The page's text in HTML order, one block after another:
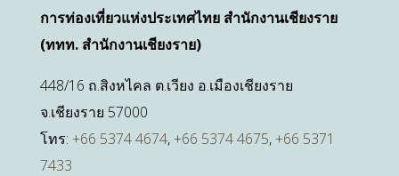
การท่องเที่ยวแห่งประเทศไทย สำนักงานเชียงราย
(ททท. สำนักงานเชียงราย)
448/16 ถ.สิงหไคล ต.เวียง อ.เมืองเชียงราย
จ.เชียงราย 57000
โทร: +66 5374 4674,+66 5374 4675,+66 5371
7433